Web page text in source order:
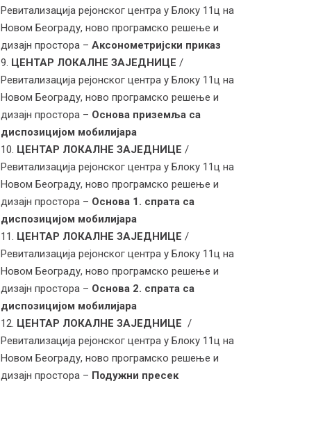
Ревитализација рејонског центра у Блоку 11ц на
Новом Београду, ново програмско решење и
дизајн простора – Аксонометријски приказ
ЦЕНТАР ЛОКАЛНЕ ЗАЈЕДНИЦЕ /
Ревитализација рејонског центра у Блоку 11ц на
Новом Београду, ново програмско решење и
дизајн простора – Основа приземља са
диспозицијом мобилијара
ЦЕНТАР ЛОКАЛНЕ ЗАЈЕДНИЦЕ /
Ревитализација рејонског центра у Блоку 11ц на
Новом Београду, ново програмско решење и
дизајн простора – Основа 1. спрата са
диспозицијом мобилијара
ЦЕНТАР ЛОКАЛНЕ ЗАЈЕДНИЦЕ /
Ревитализација рејонског центра у Блоку 11ц на
Новом Београду, ново програмско решење и
дизајн простора – Основа 2. спрата са
диспозицијом мобилијара
ЦЕНТАР ЛОКАЛНЕ ЗАЈЕДНИЦЕ /
Ревитализација рејонског центра у Блоку 11ц на
Новом Београду, ново програмско решење и
дизајн простора – Подужни пресек